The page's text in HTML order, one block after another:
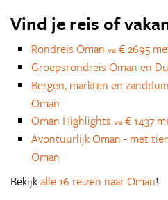
Vind je reis of
Rondreis Oman va € 2695
Groepsrondreis Oman en
Bergen, markten en
Oman
Oman Highlights va € 1437
Avontuurlijk Oman - met
Oman
Bekijkalle 16 reizen naar Oman!